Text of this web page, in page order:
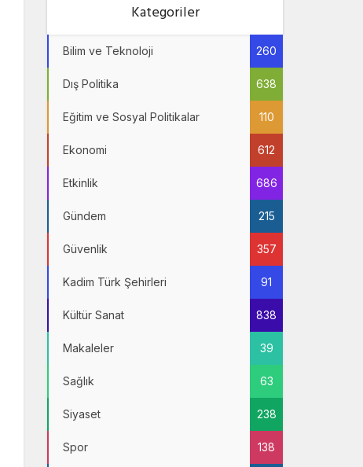
Kategoriler
Bilim ve Teknoloji 260
Dış Politika 638
Eğitim ve Sosyal Politikalar 110
Ekonomi 612
Etkinlik 686
Gündem 215
Güvenlik 357
Kadim Türk Şehirleri 91
Kültür Sanat 838
Makaleler 39
Sağlık 63
Siyaset 238
Spor 138